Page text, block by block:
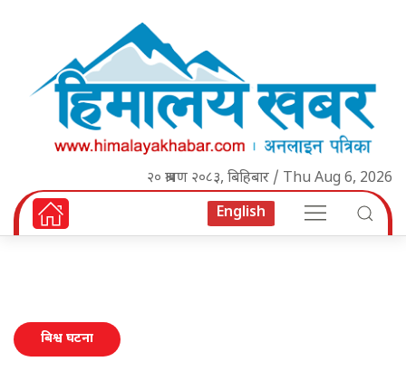
२० श्रावण २०८३, बिहिबार / Thu Aug 6, 2026
English
बिश्व घटना